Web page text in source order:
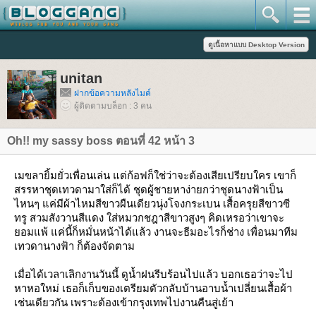
unitan
ฝากข้อความหลังไมค์
ผู้ติดตามบล็อก : 3 คน
Oh!! my sassy boss ตอนที่ 42 หน้า 3
เมขลายิ้มยั่วเพื่อนเล่น แต่ก้อฟก็ใช่ว่าจะต้องเสียเปรียบใคร เขาก็
สรรหาชุดเทวดามาใส่ก็ได้ ชุดผู้ชายหาง่ายกว่าชุดนางฟ้าเป็น
ไหนๆ แค่มีผ้าไหมสีขาวผืนเดียวนุ่งโจงกระเบน เสื้อครุยสีขาวซี
ทรู สวมสังวานสีแดง ใส่หมวกชฎาสีขาวสูงๆ คิดเหรอว่าเขาจะ
อมแพ้ แค่นี้ก็หมั่นหน้าได้แล้ว งานจะธีมอะไรก็ช่าง เพื่อนมาทีม
เทวดานางฟ้า ก็ต้องจัดตาม
เมื่อได้เวลาเลิกงานวันนี้ ดูน้ำฝนรีบร้อนไปแล้ว บอกเธอว่าจะไป
หาหอใหม่ เธอก็เก็บของเตรียมตัวกลับบ้านอาบน้ำเปลี่ยนเสื้อผ้า
เช่นเดียวกัน เพราะต้องเข้ากรุงเทพไปงานคืนสู่เย้า